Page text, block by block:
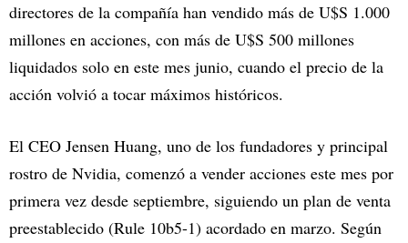
directores de la compañía han vendido más de U$S 1.000
millones en acciones, con más de U$S 500 millones
liquidados solo en este mes junio, cuando el precio de la
acción volvió a tocar máximos históricos.
El CEO Jensen Huang, uno de los fundadores y principal
rostro de Nvidia, comenzó a vender acciones este mes por
primera vez desde septiembre, siguiendo un plan de venta
preestablecido (Rule 10b5-1) acordado en marzo. Según